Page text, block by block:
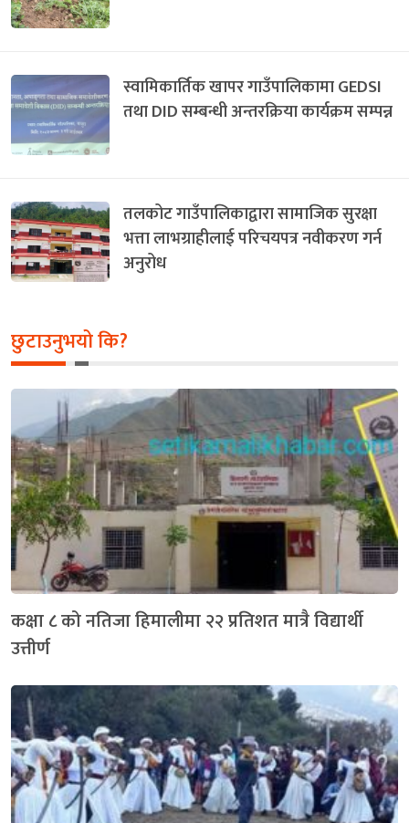
स्वामिकार्तिक खापर गाउँपालिकामा GEDSI
तथा DID सम्बन्धी अन्तरक्रिया कार्यक्रम सम्पन्न
तलकोट गाउँपालिकाद्वारा सामाजिक सुरक्षा
भत्ता लाभग्राहीलाई परिचयपत्र नवीकरण गर्न
अनुरोध
छुटाउनुभयो कि?
कक्षा ८ को नतिजा हिमालीमा २२ प्रतिशत मात्रै विद्यार्थी
उत्तीर्ण